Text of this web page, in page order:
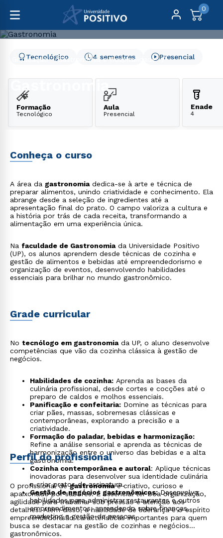
0
Graduação
Gastronomia e Hospitalidade
Gastronomia
4 semestres
Tecnológico Presencial
Formação
Tecnológico
Aula
Presencial
Enade
4
Conheça o curso
A área da gastronomiadedica-se à arte e técnica de
preparar alimentos, unindo criatividade e conhecimento. Ela
abrange desde a seleção de ingredientes até a
apresentação final do prato. O campo valoriza a cultura e
a história por trás de cada receita, transformando a
alimentação em uma experiência única.
Na faculdade de Gastronomiada Universidade Positivo
(UP), os alunos aprendem desde técnicas de cozinha e
gestão de alimentos e bebidas até empreendedorismo e
organização de eventos, desenvolvendo habilidades
essenciais para brilhar no mundo gastronômico.
Grade curricular
No tecnólogo em gastronomiada UP, o aluno desenvolve
competências que vão da cozinha clássica à gestão de
negócios.
Habilidades de cozinha: Aprenda as bases da
culinária profissional, desde cortes e cocções até o
preparo de caldos e molhos essenciais.
Panificação e confeitaria: Domine as técnicas para
criar pães, massas, sobremesas clássicas e
contemporâneas, explorando a precisão e a
criatividade.
Formação do paladar, bebidas e harmonização:
Refine a análise sensorial e aprenda as técnicas de
harmonização entre o universo das bebidas e a alta
gastronomia.
Cozinha contemporânea e autoral: Aplique técnicas
inovadoras para desenvolver sua identidade culinária
e criar pratos de assinatura.
Gestão de negócios gastronômicos:Desenvolva
habilidades para administrar restaurantes e outros
empreendimentos, aprendendo sobre finanças,
marketing e gestão de pessoas.
Perfil do profissional
O profissional degastronomiaé criativo, curioso e
apaixonado por sabores. É essencial ter boa organização,
agilidade para trabalhar sob pressão e atenção aos
detalhes. Além disso, a habilidade de liderança e o espírito
empreendedor são características importantes para quem
busca se destacar na gestão de cozinhas e negócios
gastronômicos.